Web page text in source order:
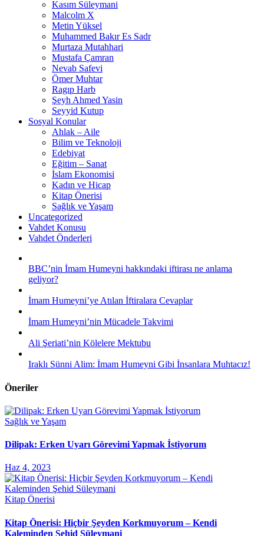
Kasım Süleymani
Malcolm X
Metin Yüksel
Muhammed Bakır Es Sadr
Murtaza Mutahhari
Mustafa Çamran
Nevab Safevi
Ömer Muhtar
Ragıp Harb
Şeyh Ahmed Yasin
Seyyid Kutup
Sosyal Konular
Ahlak – Aile
Bilim ve Teknoloji
Edebiyat
Eğitim – Sanat
İslam Ekonomisi
Kadın ve Hicap
Kitap Önerisi
Sağlık ve Yaşam
Uncategorized
Vahdet Konusu
Vahdet Önderleri
BBC’nin İmam Humeyni hakkındaki iftirası ne anlama
geliyor?
İmam Humeyni’ye Atılan İftiralara Cevaplar
İmam Humeyni’nin Mücadele Takvimi
Ali Şeriati’nin Kölelere Mektubu
Iraklı Sünni Alim: İmam Humeyni Gibi İnsanlara Muhtacız!
Öneriler
Sağlık ve Yaşam
Dilipak: Erken Uyarı Görevimi Yapmak İstiyorum
Haz 4, 2023
Kitap Önerisi
Kitap Önerisi: Hiçbir Şeyden Korkmuyorum – Kendi
Kaleminden Şehid Süleymani